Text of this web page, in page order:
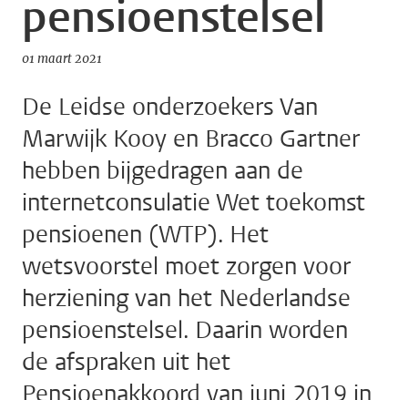
pensioenstelsel
01 maart 2021
De Leidse onderzoekers Van
Marwijk Kooy en Bracco Gartner
hebben bijgedragen aan de
internetconsulatie Wet toekomst
pensioenen (WTP). Het
wetsvoorstel moet zorgen voor
herziening van het Nederlandse
pensioenstelsel. Daarin worden
de afspraken uit het